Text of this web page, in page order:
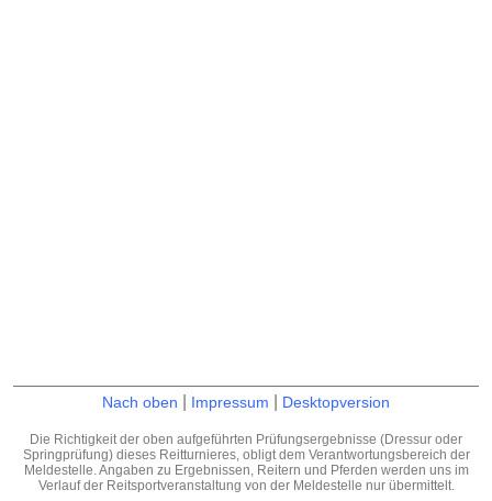
Nach oben Impressum Desktopversion
Die Richtigkeit der oben aufgeführten Prüfungsergebnisse (Dressur oder
Springprüfung) dieses Reitturnieres, obligt dem Verantwortungsbereich der
Meldestelle. Angaben zu Ergebnissen, Reitern und Pferden werden uns im
Verlauf der Reitsportveranstaltung von der Meldestelle nur übermittelt.